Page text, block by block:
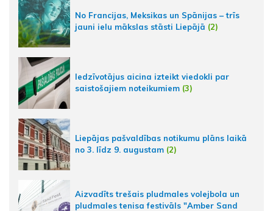
No Francijas, Meksikas un Spānijas – trīs
jauni ielu mākslas stāsti Liepājā (2)
Iedzīvotājus aicina izteikt viedokli par
saistošajiem noteikumiem (3)
Liepājas pašvaldības notikumu plāns laikā
no 3. līdz 9. augustam (2)
Aizvadīts trešais pludmales volejbola un
pludmales tenisa festivāls "Amber Sand